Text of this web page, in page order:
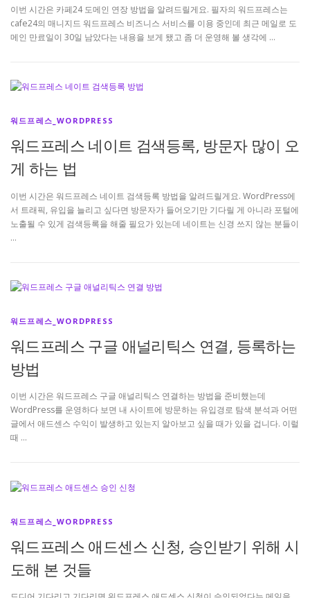
이번 시간은 카페24 도메인 연장 방법을 알려드릴게요. 필자의 워드프레스는
cafe24의 매니지드 워드프레스 비즈니스 서비스를 이용 중인데 최근 메일로 도
메인 만료일이 30일 남았다는 내용을 보게 됐고 좀 더 운영해 볼 생각에 …
워드프레스_WORDPRESS
워드프레스 네이트 검색등록, 방문자 많이 오
게 하는 법
이번 시간은 워드프레스 네이트 검색등록 방법을 알려드릴게요. WordPress에
서 트래픽, 유입을 늘리고 싶다면 방문자가 들어오기만 기다릴 게 아니라 포털에
노출될 수 있게 검색등록을 해줄 필요가 있는데 네이트는 신경 쓰지 않는 분들이
…
워드프레스_WORDPRESS
워드프레스 구글 애널리틱스 연결, 등록하는
방법
이번 시간은 워드프레스 구글 애널리틱스 연결하는 방법을 준비했는데
WordPress를 운영하다 보면 내 사이트에 방문하는 유입경로 탐색 분석과 어떤
글에서 애드센스 수익이 발생하고 있는지 알아보고 싶을 때가 있을 겁니다. 이럴
때 …
워드프레스_WORDPRESS
워드프레스 애드센스 신청, 승인받기 위해 시
도해 본 것들